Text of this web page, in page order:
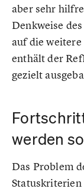
aber sehr
Denkweise
auf die
enthält der
gezielt
werden
Das Problem
Statuskriterien